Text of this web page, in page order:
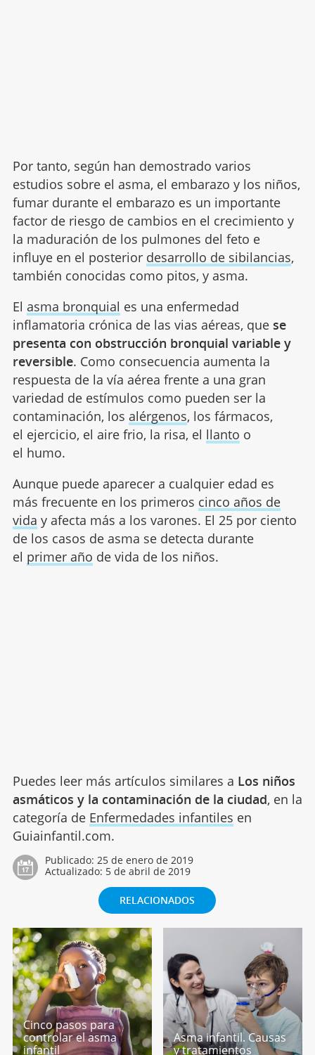
Por tanto, según han demostrado varios
estudios sobre el asma, el embarazo y los niños,
fumar durante el embarazo es un importante
factor de riesgo de cambios en el crecimiento y
la maduración de los pulmones del feto e
influye en el posterior desarrollo de sibilancias,
también conocidas como pitos, y asma.
El asma bronquial es una enfermedad
inflamatoria crónica de las vias aéreas, que se
presenta con obstrucción bronquial variable y
reversible. Como consecuencia aumenta la
respuesta de la vía aérea frente a una gran
variedad de estímulos como pueden ser la
contaminación, los alérgenos, los fármacos,
el ejercicio, el aire frio, la risa, el llanto o
el humo.
Aunque puede aparecer a cualquier edad es
más frecuente en los primeros cinco años de
vida y afecta más a los varones. El 25 por ciento
de los casos de asma se detecta durante
el primer año de vida de los niños.
Puedes leer más artículos similares a Los niños
asmáticos y la contaminación de la ciudad, en la
categoría de Enfermedades infantiles en
Guiainfantil.com.
Publicado: 25 de enero de 2019
Actualizado: 5 de abril de 2019
RELACIONADOS
Cinco pasos para
controlar el asma
infantil
Asma infantil. Causas
y tratamientos